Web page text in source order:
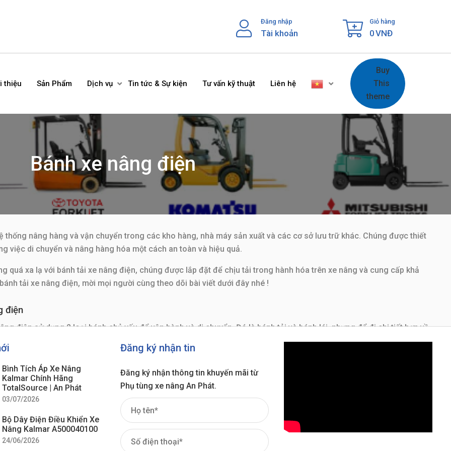
Đăng nhập
Tài khoản
Giỏ hàng
0VNĐ
thiệu Sản Phẩm Dịch vụ Tin tức & Sự kiện Tư vấn kỹ thuật Liên hệ
Buy
This
theme
Bánh xe nâng điện
thống nâng hàng và vận chuyển trong các kho hàng, nhà máy sản xuất và các cơ sở lưu trữ khác. Chúng được thiết
việc di chuyển và nâng hàng hóa một cách an toàn và hiệu quả.
quá xa lạ với bánh tải xe nâng điện, chúng được lắp đặt để chịu tải trong hành hóa trên xe nâng và cung cấp khả
tải xe nâng điện, mời mọi người cùng theo dõi bài viết dưới đây nhé !
điện
điện sử dụng 2 loại bánh chủ yếu để vận hành và di chuyển. Đó là bánh tải và bánh lái, nhưng để đi chi tiết hơn về
tích thế nào là bánh tải xe nâng ? Cấu tạo và tính năng của bánh tải nhé !
thể thiếu của xe nâng điện để giúp vận hành trơn tru. Bánh tải thường được làm bằng polyurethane, nylon và cao
Bình Tích Áp Xe Nâng
Kalmar Chính Hãng
TotalSource | An Phát
03/07/2026
Bộ Dây Điện Điều Khiển Xe
Nâng Kalmar A500040100
24/06/2026
Đăng ký nhận tin
Đăng ký nhận thông tin khuyến mãi từ
Phụ tùng xe nâng An Phát.